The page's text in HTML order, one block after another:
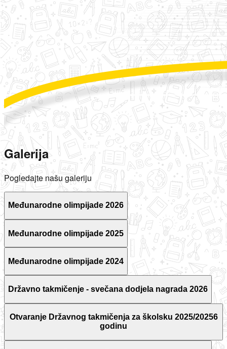
Galerija
Pogledajte našu galeriju
Međunarodne olimpijade 2026
Međunarodne olimpijade 2025
Međunarodne olimpijade 2024
Državno takmičenje - svečana dodjela nagrada 2026
Otvaranje Državnog takmičenja za školsku 2025/20256
godinu